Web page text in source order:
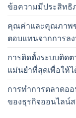
ข้อความมีประสิทธิ
คุณค่าและคุณภาพ
ตอบแทนจากการล
การติดตั้งระบบติด
แม่นยำที่สุดเพื่อให้
การทำการตลาดอ
ของธุรกิจออนไลน์